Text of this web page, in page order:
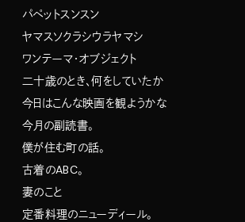
パペットスンスン
ヤマスソクラシウラヤマシ
ワンテーマ・オブジェクト
二十歳のとき、何をしていたか
今日はこんな映画を観ようかな
今月の副読書。
僕が住む町の話。
古着のABC。
妻のこと
定番料理のニューディール。